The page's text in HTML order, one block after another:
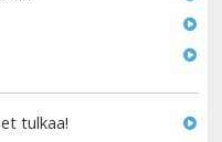
tulkaa!